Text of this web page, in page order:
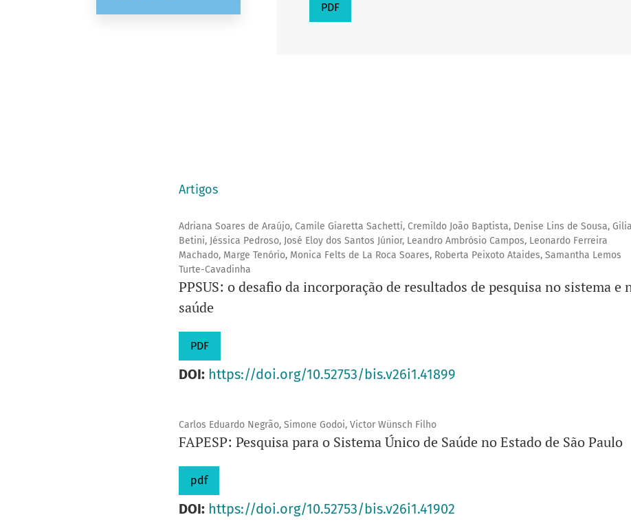
PDF
Artigos
Adriana Soares de Araújo, Camile Giaretta Sachetti, Cremildo João Baptista, Denise Lins de Sousa,
Betini, Jéssica Pedroso, José Eloy dos Santos Júnior, Leandro Ambrósio Campos, Leonardo Ferreira
Machado, Marge Tenório, Monica Felts de La Roca Soares, Roberta Peixoto Ataides, Samantha Lemos
Turte-Cavadinha
PPSUS: o desafio da incorporação de resultados de pesquisa no sistema e
saúde
PDF
DOI: https://doi.org/10.52753/bis.v26i1.41899
Carlos Eduardo Negrão, Simone Godoi, Victor Wünsch Filho
FAPESP: Pesquisa para o Sistema Único de Saúde no Estado de São Paulo
pdf
DOI: https://doi.org/10.52753/bis.v26i1.41902